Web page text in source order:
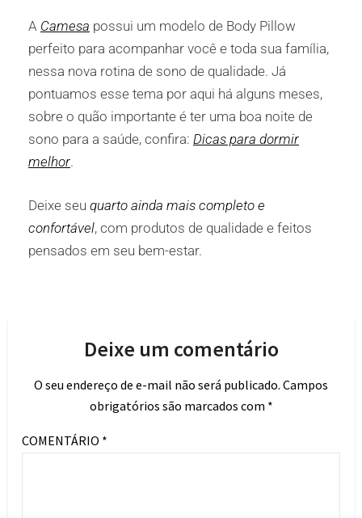
A Camesa possui um modelo de Body Pillow
perfeito para acompanhar você e toda sua família,
nessa nova rotina de sono de qualidade. Já
pontuamos esse tema por aqui há alguns meses,
sobre o quão importante é ter uma boa noite de
sono para a saúde, confira: Dicas para dormir
melhor.
Deixe seu quarto ainda mais completo e
confortável, com produtos de qualidade e feitos
pensados em seu bem-estar.
Deixe um comentário
O seu endereço de e-mail não será publicado. Campos
obrigatórios são marcados com *
COMENTÁRIO *